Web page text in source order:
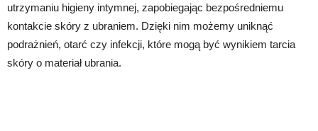
utrzymaniu higieny intymnej, zapobiegając bezpośredniemu
kontakcie skóry z ubraniem. Dzięki nim możemy uniknąć
podrażnień, otarć czy infekcji, które mogą być wynikiem tarcia
skóry o materiał ubrania.